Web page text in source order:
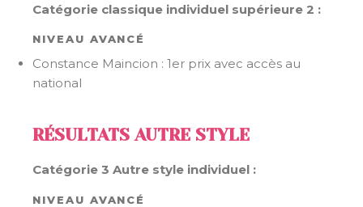
Catégorie classique individuel supérieure 2 :
NIVEAU AVANCÉ
Constance Maincion : 1er prix avec accès au
national
RÉSULTATS AUTRE STYLE
Catégorie 3 Autre style individuel :
NIVEAU AVANCÉ